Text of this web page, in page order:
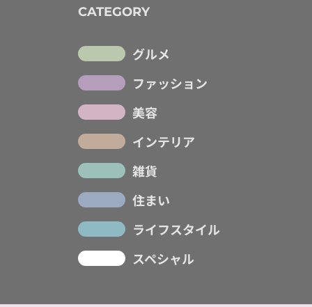
CATEGORY
グルメ
ファッション
美容
インテリア
雑貨
住まい
ライフスタイル
スペシャル